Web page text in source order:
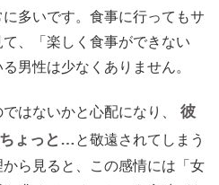
多いです。食事に行ってもサ
、「楽しく食事ができない
男性は少なくありません。
はないかと心配になり、
彼
ょっと… と敬遠されてしまう
ら見ると、この感情には「女